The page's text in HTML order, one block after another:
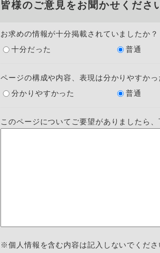
皆様のご意見をお聞かせくださ
お求めの情報が十分掲載されていましたか？
十分だった
普通
ページの構成や内容、表現は分かりやすかっ
分かりやすかった
普通
このページについてご要望がありましたら
※個人情報を含む内容は記入しないでくださ